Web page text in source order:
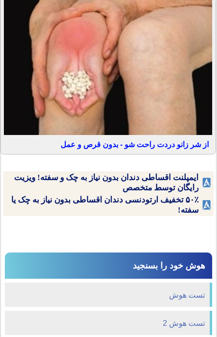
از شر زانو دردت راحت شو - بدون قرص و عمل
ایمپلنت اقساطی دندان بدون نیاز به چک و سفته! ویزیت
رایگان توسط متخصص
۵۰٪ تخفیف ارتودنسی دندان اقساطی بدون نیاز به چک یا
سفته!
هوش خود را بسنجید
تست هوش
تست هوش 2